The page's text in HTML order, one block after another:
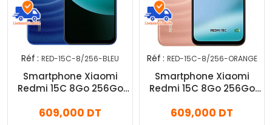
Réf : RED-15C-8/256-BLEU
Smartphone Xiaomi
Redmi 15C 8Go 256Go
609,000 DT
Réf : RED-15C-8/256-ORANGE
Smartphone Xiaomi
Redmi 15C 8Go 256Go
609,000 DT